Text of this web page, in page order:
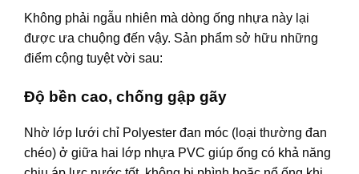
Không phải ngẫu nhiên mà dòng ống nhựa này lại
được ưa chuộng đến vậy. Sản phẩm sở hữu những
điểm cộng tuyệt vời sau:
Độ bền cao, chống gập gãy
Nhờ lớp lưới chỉ Polyester đan móc (loại thường đan
chéo) ở giữa hai lớp nhựa PVC giúp ống có khả năng